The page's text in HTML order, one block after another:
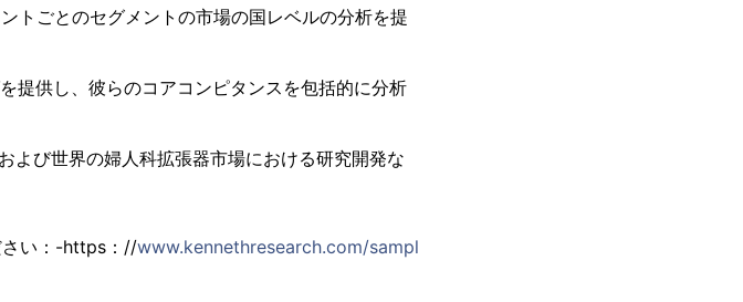
トごとのセグメントの市場の国レベルの分析を提
提供し、彼らのコアコンピタンスを包括的に分析
よび世界の婦人科拡張器市場における研究開発な
さい：-https：//www.kennethresearch.com/sampl